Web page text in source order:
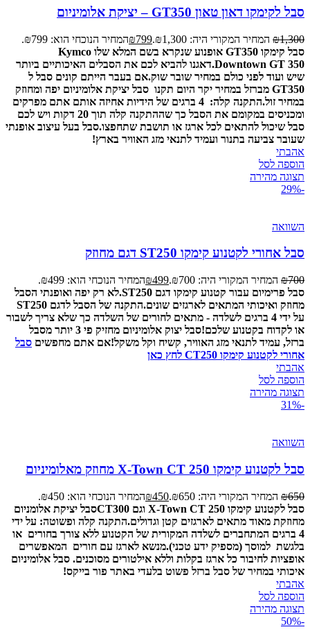
סבל לקימקו דאון טאון GT350 – יציקת אלומיניום
₪1,300 המחיר המקורי היה: ₪1,300. ₪799
המחיר הנוכחי הוא: ₪799.
סבל קימקו GT350 אופנוע שנקרא בשם המלא שלו Kymco
Downtown GT 350. דאגנו להביא לכם את הסבלים האיכותיים ביותר
שיש ועוד לפני כולם במחיר שובר שוק.אם בעבר הייתם קונים סבל ל
GT350 מברזל במחיר יקר היום תקנו סבל יציקת אלומיניום יפה ומחוזק
במחיר זול.
התקנה קלה: 4 ברגים של הידיות אחיזה אותם אתם מפרקים
ומכניסים במקומם את הסבל כך שההתקנה קלה תוך 20 דקות ויש לכם
סבל שיכול להתאים לכל ארגז או תושבת שתחפצו.סבל בעל עיצוב אופנתי
שעובר צביעה בתנור ועמיד לתנאי מזג האוויר בארץ!
אהבתי
הוספה לסל
תצוגה מהירה
-29%
השוואה
סבל אחורי לקטנוע קימקו ST250 דגם מחוזק
₪700 המחיר המקורי היה: ₪700. ₪499
המחיר הנוכחי הוא: ₪499.
סבל פרימיום עבור קטנוע קימקו דגם ST250.
לא רק יפה ואופנתי הסבל
מחוזק ואיכותי המתאים לארגזים שונים.
התקנה של הסבל לדגם ST250
על ידי 4 ברגים לשלדה - מתאים לחורים של השלדה כך שלא צריך לשבור
או לקדוח בקטנוע שלכם!
סבל יצוק אלומיניום מחזיק פי 3 יותר מסבל
ברזל, עמיד לתנאי מזג האוויר, קשיח וקל משקל!אם אתם מחפשים סבל
אחורי לקטנוע קימקו CT250 לחץ כאן
אהבתי
הוספה לסל
תצוגה מהירה
-31%
השוואה
סבל לקטנוע קימקו X-Town CT 250 מחוזק מאלומיניום
₪650 המחיר המקורי היה: ₪650. ₪450
המחיר הנוכחי הוא: ₪450.
סבל לקטנוע קימקו X-Town CT 250 וגם CT300
סבל יציקת אלומניום
מחוזקת מאוד מתאים לארגזים קטן וגדולים.התקנה קלה ופשוטה: על ידי
4 ברגים המתחברים לשלדה המקורית של הקטנוע ללא צורך בחורים או
בלגשת למוסך (מספיק ידע טכני).מנשא לארגז עם חורים המאפשרים
אופציות לחיבור כל ארגז בקלות וללא אילטורים מסוכנים. סבל אלומיניום
איכותי במחיר של סבל ברזל פשוט בלעדי באתר פור בייקס!
אהבתי
הוספה לסל
תצוגה מהירה
-50%